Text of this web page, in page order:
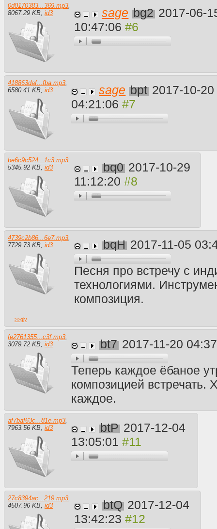
0d0170383...369.mp3
8067.29 KB id3 sage bg2 2017-06-
10:47:06
418863daf...fba.mp3,
6580.41 KB, id3 sage bpt 2017-10-20
04:21:06
be6c9c524...1c3.mp3,
5345.92 KB, id3 bq0 2017-10-29
11:12:20
4739c2b86...6e7.mp3
7729.73 KB id3 bqH 2017-11-05
Песня про встречу с
технологиями.
композиция.
>>gjv
fe2761355...c3f.mp3
3079.72 KB id3 bt7 2017-11-20
Теперь каждое ёбаное
композицией встречать.
каждое.
af7baf63c...81e.mp3,
7963.56 KB, id3 btP 2017-12-04
13:05:01
27c8394ac...219.mp3
4507.96 KB id3 btQ 2017-12-04
13:42:23